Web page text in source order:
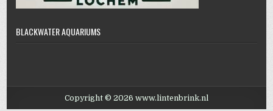
BLACKWATER AQUARIUMS
Copyright © 2026 www.lintenbrink.nl